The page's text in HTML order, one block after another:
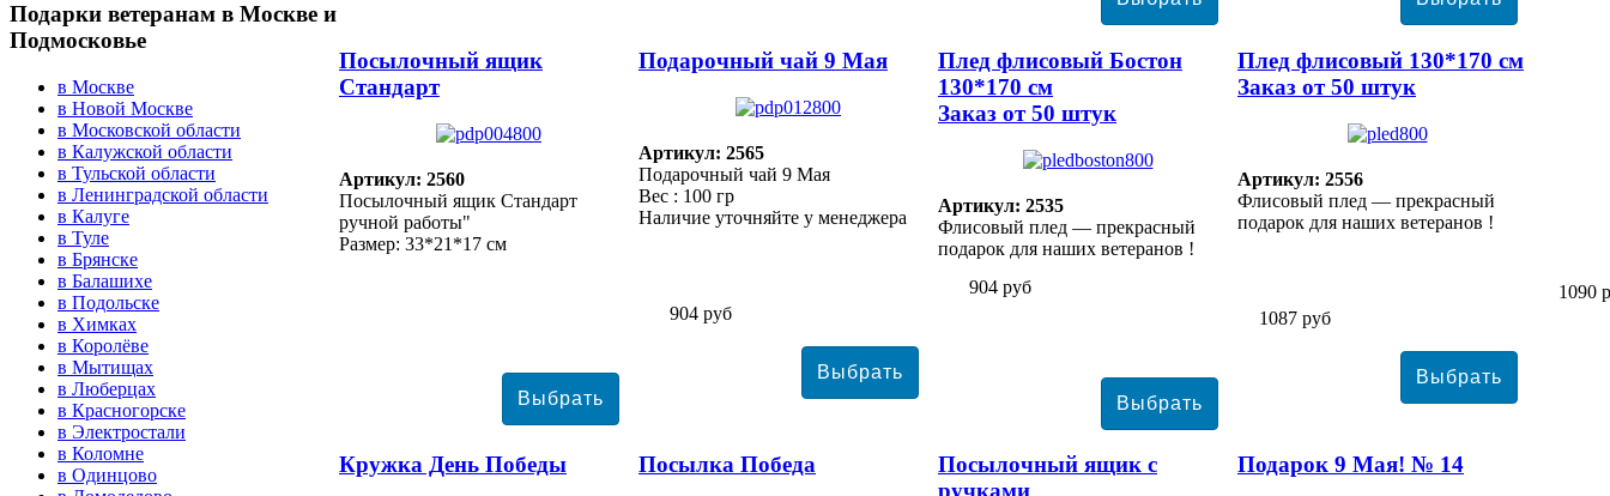
Посылочный ящик
Стандарт
Артикул: 2560
Посылочный ящик Стандарт
ручной работы"
Размер: 33*21*17 см
904 руб
Подарочный чай 9 Мая
Артикул: 2565
Подарочный чай 9 Мая
Вес : 100 гр
Наличие уточняйте у менеджера
904 руб
Плед флисовый Бостон
130*170 см
Заказ от 50 штук
Артикул: 2535
Флисовый плед — прекрасный
подарок для наших ветеранов !
1087 руб
Плед флисовый 130*170 см
Заказ от 50 штук
Артикул: 2556
Флисовый плед — прекрасный
подарок для наших ветеранов !
1090
Кружка День Победы Посылка Победа
Посылочный ящик с
ручками
Подарок 9 Мая! № 14
Подарки ветеранам в Москве и
Подмосковье
в Москве
в Новой Москве
в Московской области
в Калужской области
в Тульской области
в Ленинградской области
в Калуге
в Туле
в Брянске
в Балашихе
в Подольске
в Химках
в Королёве
в Мытищах
в Люберцах
в Красногорске
в Электростали
в Коломне
в Одинцово